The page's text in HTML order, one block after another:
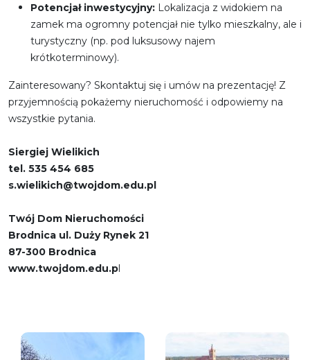
Potencjał inwestycyjny: Lokalizacja z widokiem na
zamek ma ogromny potencjał nie tylko mieszkalny, ale i
turystyczny (np. pod luksusowy najem
krótkoterminowy).
Zainteresowany? Skontaktuj się i umów na prezentację! Z
przyjemnością pokażemy nieruchomość i odpowiemy na
wszystkie pytania.
Siergiej Wielikich
tel. 535 454 685
s.wielikich@twojdom.edu.pl
Twój Dom Nieruchomości
Brodnica ul. Duży Rynek 21
87-300 Brodnica
www.twojdom.edu.pl